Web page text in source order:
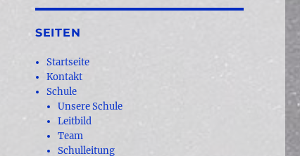
SEITEN
Startseite
Kontakt
Schule
Unsere Schule
Leitbild
Team
Schulleitung